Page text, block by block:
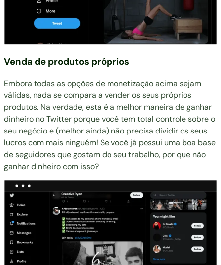
Venda de produtos próprios
Embora todas as opções de monetização acima sejam
válidas, nada se compara a vender os seus próprios
produtos. Na verdade, esta é a melhor maneira de ganhar
dinheiro no Twitter porque você tem total controle sobre o
seu negócio e (melhor ainda) não precisa dividir os seus
lucros com mais ninguém! Se você já possui uma boa base
de seguidores que gostam do seu trabalho, por que não
ganhar dinheiro com isso?